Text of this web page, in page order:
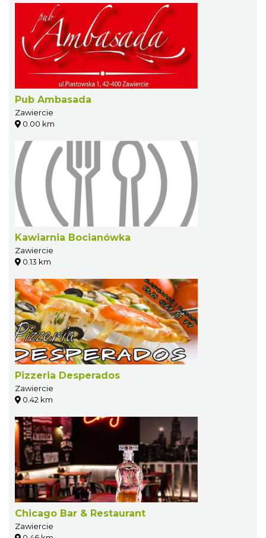
Pub Ambasada
Zawiercie
0.00 km
Kawiarnia Bocianówka
Zawiercie
0.13 km
Pizzeria Desperados
Zawiercie
0.42 km
Chicago Bar & Restaurant
Zawiercie